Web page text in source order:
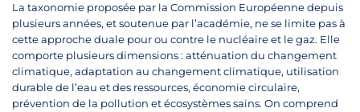
La taxonomie proposée par la Commission Européenne depuis
plusieurs années, et soutenue par l’académie, ne se limite pas à
cette approche duale pour ou contre le nucléaire et le gaz. Elle
comporte plusieurs dimensions : atténuation du changement
climatique, adaptation au changement climatique, utilisation
durable de l’eau et des ressources, économie circulaire,
prévention de la pollution et écosystèmes sains. On comprend